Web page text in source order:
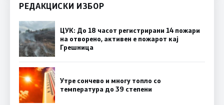
РЕДАКЦИСКИ ИЗБОР
ЦУК: До 18 часот регистрирани 14 пожари
на отворено, активен е пожарот кај
Грешница
Утре сончево и многу топло со
температура до 39 степени